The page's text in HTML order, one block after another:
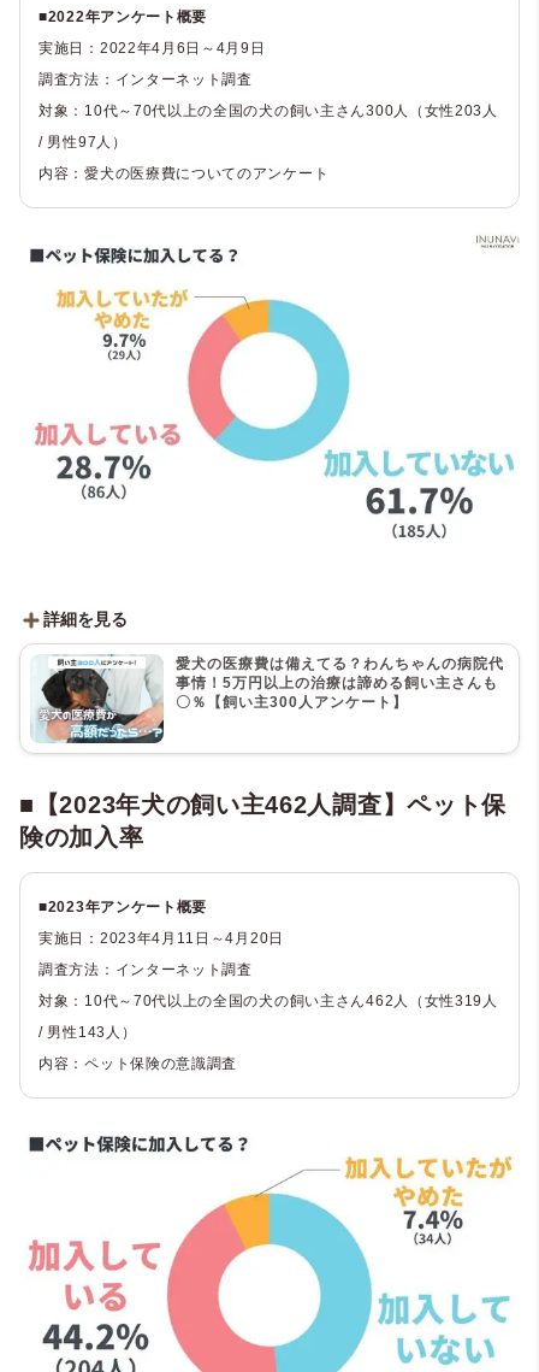
■2022年アンケート概要
実施日：2022年4月6日～4月9日
調査方法：インターネット調査
対象：10代～70代以上の全国の犬の飼い主さん300人（女性203人
/ 男性97人）
内容：愛犬の医療費についてのアンケート
詳細を見る
■ペット保険に加入してる？
・加入していない：61.7％（185人）
・加入している：28.7％（86人）
・加入していたがやめた：9.7％（29人）
愛犬の医療費は備えてる？わんちゃんの病院代
事情！5万円以上の治療は諦める飼い主さんも
〇％【飼い主300人アンケート】
■【2023年犬の飼い主462人調査】ペット保
険の加入率
■2023年アンケート概要
実施日：2023年4月11日～4月20日
調査方法：インターネット調査
対象：10代～70代以上の全国の犬の飼い主さん462人（女性319人
/ 男性143人）
内容：ペット保険の意識調査